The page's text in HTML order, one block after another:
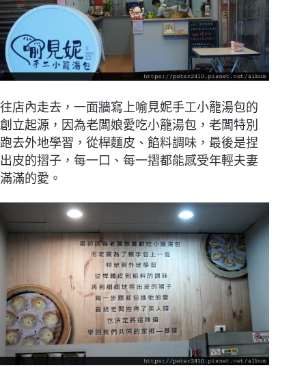
往店內走去，一面牆寫上喻見妮手工小籠湯包的
創立起源，因為老闆娘愛吃小籠湯包，老闆特別
跑去外地學習，從桿麵皮、餡料調味，最後是捏
出皮的摺子，每一口、每一摺都能感受年輕夫妻
滿滿的愛。